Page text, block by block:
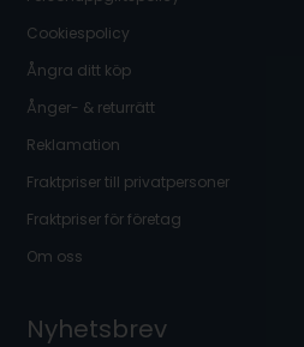
Cookiespolicy
Ångra ditt köp
Ånger- & returrätt
Reklamation
Fraktpriser till privatpersoner
Fraktpriser för företag
Om oss
Nyhetsbrev